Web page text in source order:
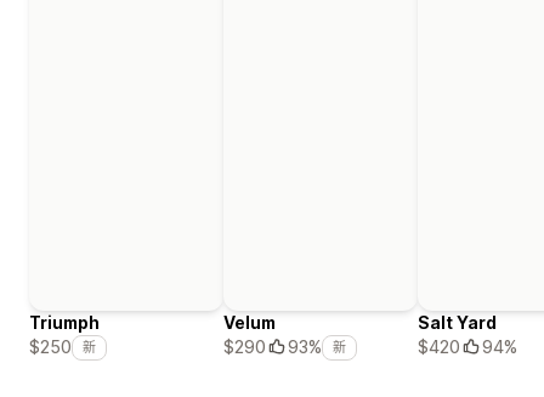
Triumph
$250
新
Velum
$290
93% 新
Salt Yard
$420
94%